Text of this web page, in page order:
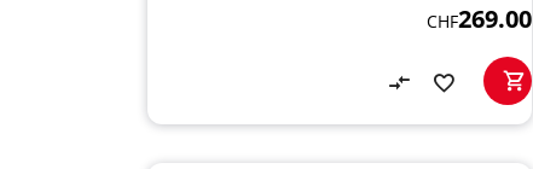
CHF269.00